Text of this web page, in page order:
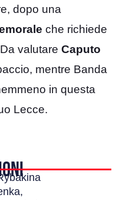
dopo una
che richiede
valutare Caputo
mentre Banda
in questa
Lecce.